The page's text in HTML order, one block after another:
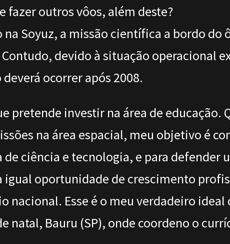
fazer outros vôos, além deste?
na Soyuz, a missão científica a bordo
devido à situação operacional
ocorrer após 2008.
pretende investir na área de educação.
na área espacial, meu objetivo é
ciência e tecnologia, e para defender
igual oportunidade de crescimento
Esse é o meu verdadeiro
natal, Bauru (SP), onde coordeno o